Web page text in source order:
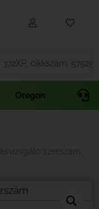
Oregon
szerszám